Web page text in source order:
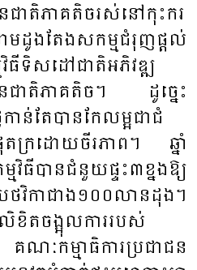
ាតិ​ភាគ​តិច​រស់​នៅ​កុះ​ករ​
ដូង​តែង​សកម្ម​ជំ​រុញ​ផ្តល់​
ម​វិធី​ទិស​ដៅ​ជាតិ​អភិ​វឌ្ឍ​
ន​ជាតិ​ភាគ​តិច​។ ដូច្នេះ​
ាន់​តែ​បាន​កែ​លម្អ​ជាជំ​
ក្រ​ដោយ​ចីរ​ភាព​។ ឆ្នាំ​
ធី​បាន​ជំ​នួយ​ផ្ទះ​៣​ខ្នង​ឱ្យ​
ថវិកា​ជាង​១០០​លាន​ដុង។
លិខិត​ចង្អុល​ការ​របស់​
ណៈ​កម្មា​ធិការ​ប្រ​ជា​ជន​